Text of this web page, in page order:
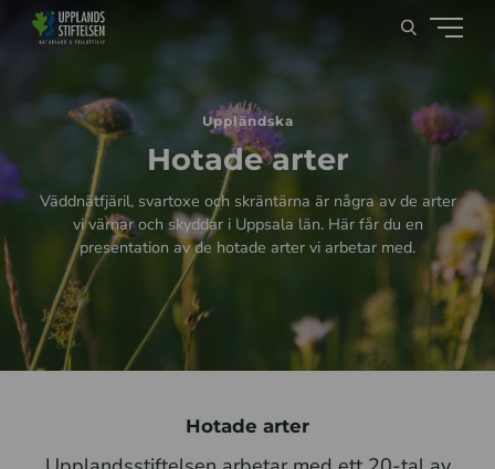
Uppländska
Hotade arter
Väddnätfjäril, svartoxe och skräntärna är några av de arter
vi värnar och skyddar i Uppsala län. Här får du en
presentation av de hotade arter vi arbetar med.
Hotade arter